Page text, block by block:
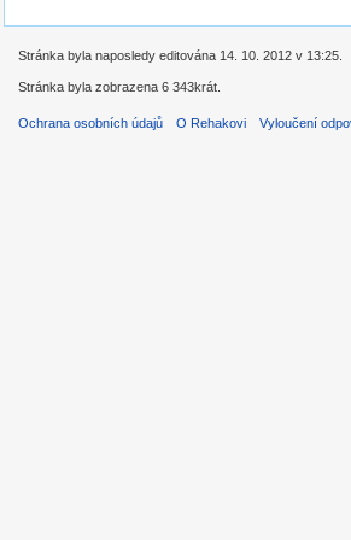
Stránka byla naposledy editována 14. 10. 2012 v 13:25.
Stránka byla zobrazena 6 343krát.
Ochrana osobních údajů O Rehakovi Vyloučení